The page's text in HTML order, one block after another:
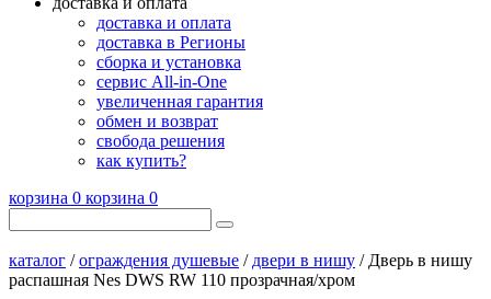
доставка и оплата
доставка в Регионы
сборка и установка
сервис All-in-One
увеличенная гарантия
обмен и возврат
свобода решения
как купить?
корзина 0 корзина 0
каталог /ограждения душевые / двери в нишу / Дверь в нишу
распашная Nes DWS RW 110 прозрачная/хром